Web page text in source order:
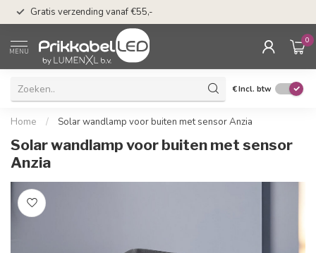
Gratis verzending vanaf €55,-
MENU
0
€Incl. btw
Home / Solar wandlamp voor buiten met sensor Anzia
Solar wandlamp voor buiten met sensor
Anzia